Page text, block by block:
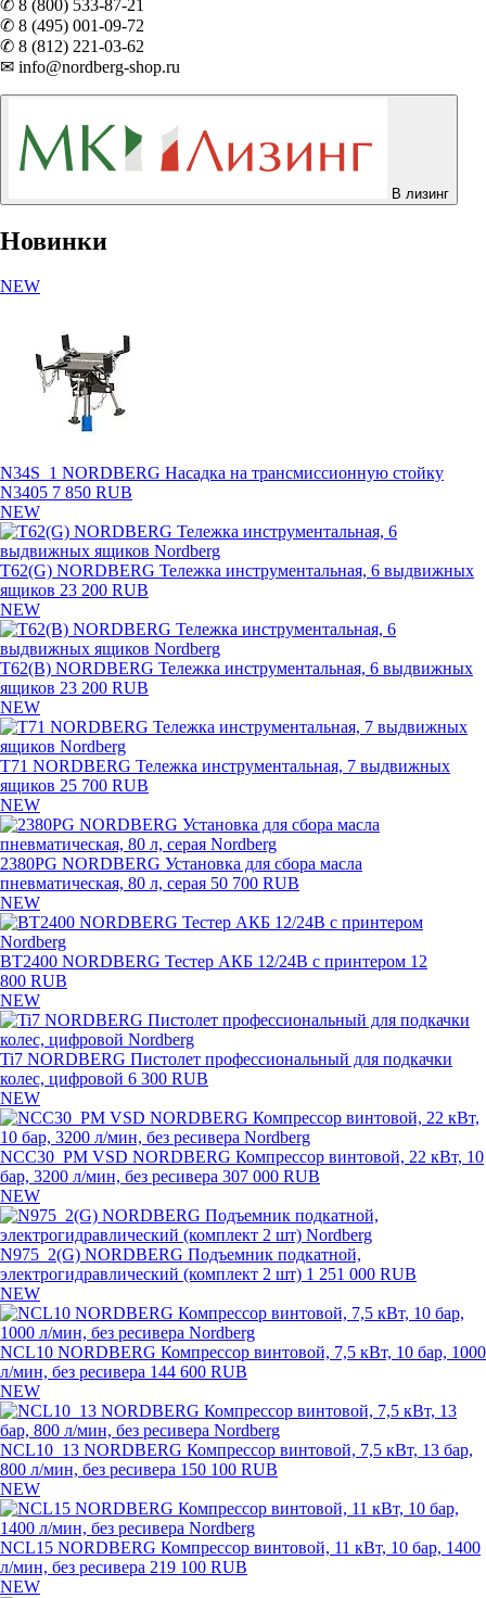
✆ 8 (800) 533-87-21
✆ 8 (495) 001-09-72
✆ 8 (812) 221-03-62
✉ info@nordberg-shop.ru
В лизинг
Новинки
NEW
N34S_1 NORDBERG Насадка на трансмиссионную стойку
N3405 7 850 RUB
NEW
T62(G) NORDBERG Тележка инструментальная, 6 выдвижных
ящиков 23 200 RUB
NEW
T62(B) NORDBERG Тележка инструментальная, 6 выдвижных
ящиков 23 200 RUB
NEW
T71 NORDBERG Тележка инструментальная, 7 выдвижных
ящиков 25 700 RUB
NEW
2380PG NORDBERG Установка для сбора масла
пневматическая, 80 л, серая 50 700 RUB
NEW
BT2400 NORDBERG Тестер АКБ 12/24В с принтером 12
800 RUB
NEW
Ti7 NORDBERG Пистолет профессиональный для подкачки
колес, цифровой 6 300 RUB
NEW
NCC30_PM VSD NORDBERG Компрессор винтовой, 22 кВт, 10
бар, 3200 л/мин, без ресивера 307 000 RUB
NEW
N975_2(G) NORDBERG Подъемник подкатной,
электрогидравлический (комплект 2 шт) 1 251 000 RUB
NEW
NCL10 NORDBERG Компрессор винтовой, 7,5 кВт, 10 бар, 1000
л/мин, без ресивера 144 600 RUB
NEW
NCL10_13 NORDBERG Компрессор винтовой, 7,5 кВт, 13 бар,
800 л/мин, без ресивера 150 100 RUB
NEW
NCL15 NORDBERG Компрессор винтовой, 11 кВт, 10 бар, 1400
л/мин, без ресивера 219 100 RUB
NEW